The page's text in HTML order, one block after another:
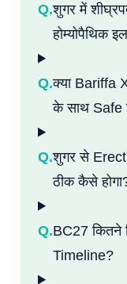
Q.शुगर में
होम्योपैथिक
Q.क्या Bariffa
के साथ Safe
Q.शुगर से
ठीक कैसे
Q.BC27 कितने
Timeline?